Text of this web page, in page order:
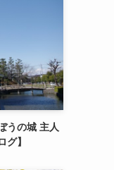
うの城 主人
グ】